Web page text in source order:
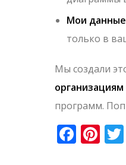
Мои данные
только в
Мы создали
программ.